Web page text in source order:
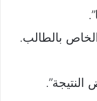
بالطالب.